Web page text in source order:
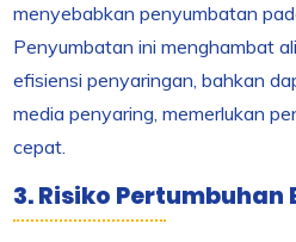
menyebabkan penyumbatan
Penyumbatan ini menghambat
efisiensi penyaringan, bahkan
media penyaring, memerlukan
cepat.
3. Risiko